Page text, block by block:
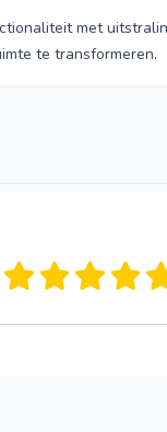
met
te transformeren.